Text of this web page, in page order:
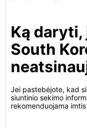
Ką
South
Jei pastebėjote, kad
siuntinio sekimo
rekomenduojama